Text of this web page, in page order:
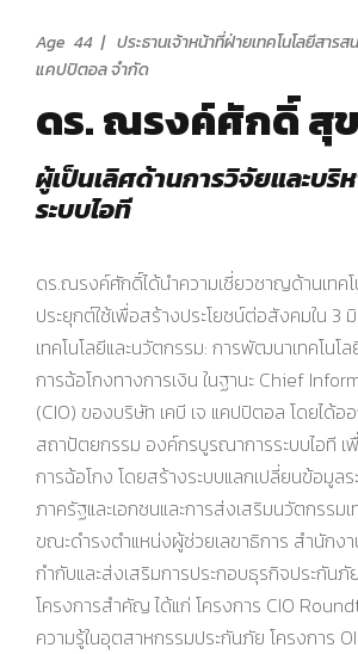
Age 44 | ประธานเจ้าหน้าที่ฝ่ายเทคโนโลยีสารส
แคปปิตอล จำกัด
ดร. ณรงค์ศักดิ์ สุ
ผู้เป็นเลิศด้านการวิจัยและบริ
ระบบไอที
ดร.ณรงค์ศักดิ์ได้นำความเชี่ยวชาญด้านเทคโ
ประยุกต์ใช้เพื่อสร้างประโยชน์ต่อสังคมใน 3
เทคโนโลยีและนวัตกรรม: การพัฒนาเทคโนโ
การฉ้อโกงทางการเงิน ในฐานะ Chief
(CIO) ของบริษัท เคบี เจ แคปปิตอล โดยได้อ
สถาปัตยกรรม องค์กรบูรณาการระบบไอที เ
การฉ้อโกง โดยสร้างระบบแลกเปลี่ยนข้อมูล
ภาครัฐและเอกชนและการส่งเสริมนวัตกรรม
ขณะดำรงตำแหน่งผู้ช่วยเลขาธิการ สำนักง
กำกับและส่งเสริมการประกอบธุรกิจประกันภั
โครงการสำคัญ ได้แก่ โครงการ CIO
ความรู้ในอุตสาหกรรมประกันภัย โครงการ